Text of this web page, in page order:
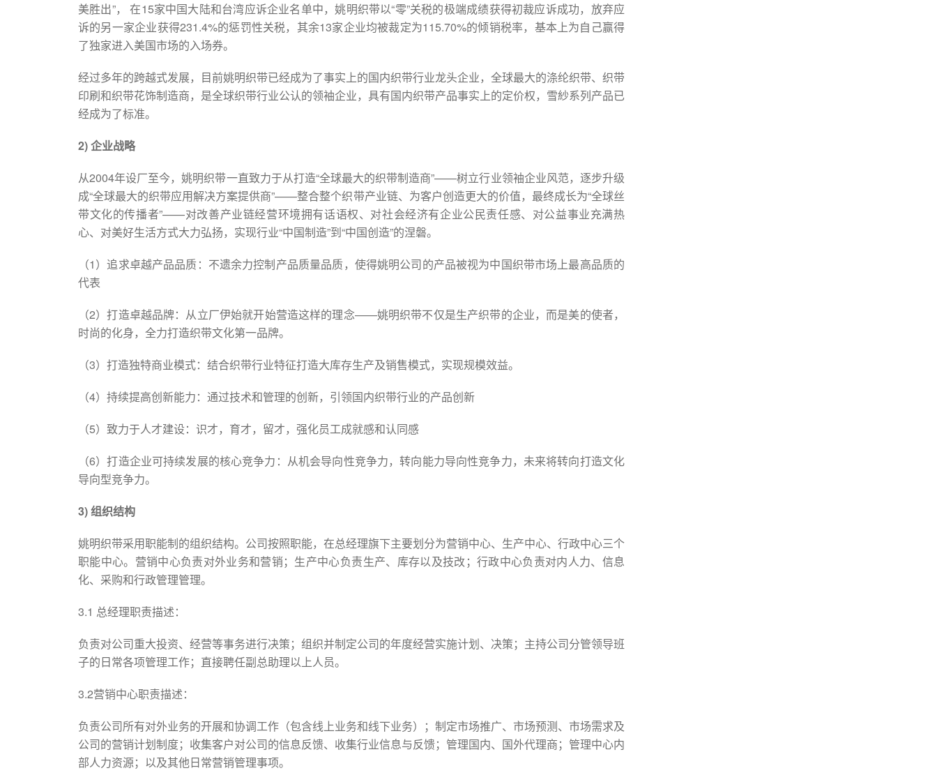
美胜出”， 在15家中国大陆和台湾应诉企业名单中，姚明织带以“零”关税的极端成绩获得初裁应诉成功，放弃应
诉的另一家企业获得231.4%的惩罚性关税，其余13家企业均被裁定为115.70%的倾销税率，基本上为自己赢得
了独家进入美国市场的入场券。
经过多年的跨越式发展，目前姚明织带已经成为了事实上的国内织带行业龙头企业，全球最大的涤纶织带、织带
印刷和织带花饰制造商，是全球织带行业公认的领袖企业，具有国内织带产品事实上的定价权，雪紗系列产品已
经成为了标准。
2)企业战略
从2004年设厂至今，姚明织带一直致力于从打造“全球最大的织带制造商”——树立行业领袖企业风范，逐步升级
成“全球最大的织带应用解决方案提供商”——整合整个织带产业链、为客户创造更大的价值，最终成长为“全球丝
带文化的传播者”——对改善产业链经营环境拥有话语权、对社会经济有企业公民责任感、对公益事业充满热
心、对美好生活方式大力弘扬，实现行业“中国制造”到“中国创造”的涅磐。
（1）追求卓越产品品质：不遗余力控制产品质量品质，使得姚明公司的产品被视为中国织带市场上最高品质的
代表
（2）打造卓越品牌：从立厂伊始就开始营造这样的理念——姚明织带不仅是生产织带的企业，而是美的使者，
时尚的化身，全力打造织带文化第一品牌。
（3）打造独特商业模式：结合织带行业特征打造大库存生产及销售模式，实现规模效益。
（4）持续提高创新能力：通过技术和管理的创新，引领国内织带行业的产品创新
（5）致力于人才建设：识才，育才，留才，强化员工成就感和认同感
（6）打造企业可持续发展的核心竞争力：从机会导向性竞争力，转向能力导向性竞争力，未来将转向打造文化
导向型竞争力。
3)组织结构
姚明织带采用职能制的组织结构。公司按照职能，在总经理旗下主要划分为营销中心、生产中心、行政中心三个
职能中心。营销中心负责对外业务和营销；生产中心负责生产、库存以及技改；行政中心负责对内人力、信息
化、采购和行政管理管理。
3.1 总经理职责描述：
负责对公司重大投资、经营等事务进行决策；组织并制定公司的年度经营实施计划、决策；主持公司分管领导班
子的日常各项管理工作；直接聘任副总助理以上人员。
3.2营销中心职责描述：
负责公司所有对外业务的开展和协调工作（包含线上业务和线下业务）；制定市场推广、市场预测、市场需求及
公司的营销计划制度；收集客户对公司的信息反馈、收集行业信息与反馈；管理国内、国外代理商；管理中心内
部人力资源；以及其他日常营销管理事项。